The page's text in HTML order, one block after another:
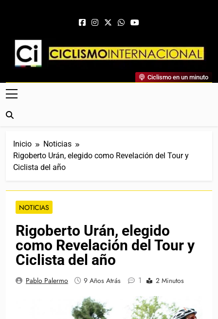
Ciclismo Internacional
Web Dedicada Al Ciclismo Mundial. Entrevistas, Análisis,
Crónicas, Previas Y Más. La Web Ciclista De Referencia.
Ciclismo en un minuto
Inicio
Noticias
Rigoberto Urán, elegido como Revelación del Tour y
Ciclista del año
NOTICIAS
Rigoberto Urán, elegido
como Revelación del Tour y
Ciclista del año
Pablo Palermo 9 Años Atrás 1 2 Minutos